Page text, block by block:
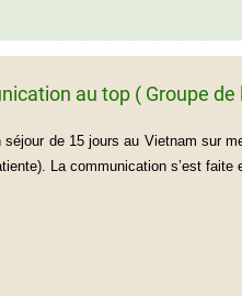
au top ( Groupe de
séjour de 15 jours au Vietnam sur
La communication s’est faite